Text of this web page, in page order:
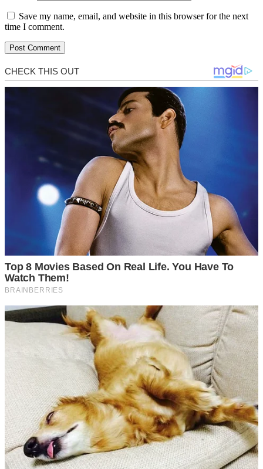
Save my name, email, and website in this browser for the next
time I comment.